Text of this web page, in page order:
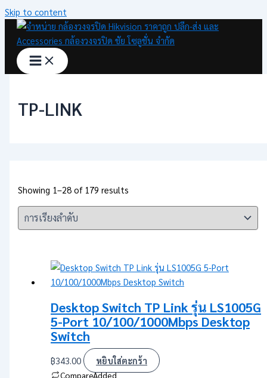
Skip to content
TP-LINK
Showing 1–28 of 179 results
Desktop Switch TP Link รุ่น LS1005G
5-Port 10/100/1000Mbps Desktop
Switch
฿343.00 หยิบใส่ตะกร้า
CompareAdded